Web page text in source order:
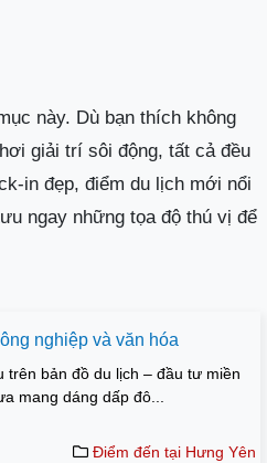
này. Dù bạn thích không
giải trí sôi động, tất cả đều
in đẹp, điểm du lịch mới nổi
ngay những tọa độ thú vị để
nghiệp và văn hóa
trên bản đồ du lịch – đầu tư miền
mang dáng dấp đô...
Điểm đến tại Hưng Yên